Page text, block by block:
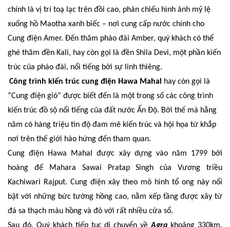
chính là vị trí toạ lạc trên đồi cao, phản chiếu hình ảnh mỹ lệ
xuống hồ Maotha xanh biếc – nơi cung cấp nước chính cho
Cung điện Amer. Đến thăm pháo đài Amber, quý khách có thể
ghé thăm đền Kali, hay còn gọi là đền Shila Devi, một phần kiến
trúc của pháo đài, nổi tiếng bởi sự linh thiêng.
Công trình kiến trúc cung điện Hawa Mahal
hay còn gọi là
“Cung điện gió” được biết đến là một trong số các công trình
kiến trúc đồ sộ nổi tiếng của đất nước Ấn Độ. Bởi thế mà hằng
năm có hàng triệu tín độ đam mê kiến trúc và hội họa từ khắp
nơi trên thế giới hào hứng đến tham quan.
Cung điện Hawa Mahal được xây dựng vào năm 1799 bởi
hoàng đế Mahara Sawai Pratap Singh của Vương triều
Kachiwari Rajput. Cung điện xây theo mô hình tổ ong này nổi
bật với những bức tường hồng cao, nằm xếp tầng được xây từ
đá sa thạch màu hồng và đỏ với rất nhiều cửa sổ.
Sau đó, Quý khách tiếp tục di chuyển vềAgra khoảng 330km.